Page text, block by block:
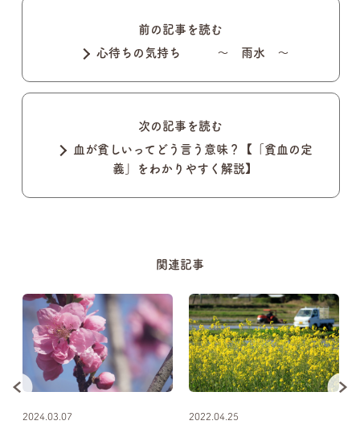
前の記事を読む
心待ちの気持ち ～ 雨水 ～
次の記事を読む
血が貧しいってどう言う意味？【「貧血の定
義」をわかりやすく解説】
関連記事
2024.03.07 2022.04.25